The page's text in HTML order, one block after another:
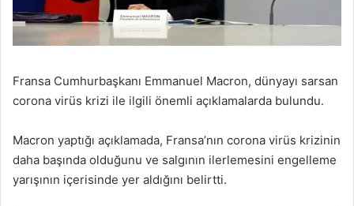
Fransa Cumhurbaşkanı Emmanuel Macron, dünyayı sarsan
corona virüs krizi ile ilgili önemli açıklamalarda bulundu.
Macron yaptığı açıklamada, Fransa’nın corona virüs krizinin
daha başında olduğunu ve salgının ilerlemesini engelleme
yarışının içerisinde yer aldığını belirtti.